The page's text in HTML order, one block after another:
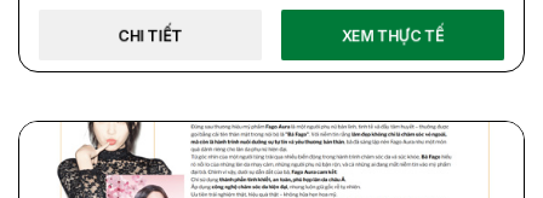
CHI TIẾT XEM THỰC TẾ